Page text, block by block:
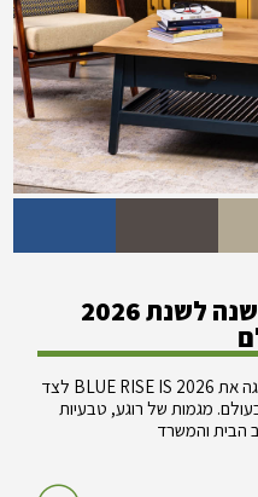
נירלט מציגה את צבע השנה לשנת 2026
צבעי השנה 2026 נחשפים: נירלט מציגה את BLUE RISE IS 2026 לצד
מגמות של רוגע, טבעיות
הבית והמשרד